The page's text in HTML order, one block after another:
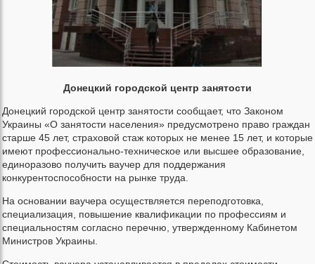
Донецкий городской центр занятости
Донецкий городской центр занятости сообщает, что Законом
Украины «О занятости населения» предусмотрено право граждан
старше 45 лет, страховой стаж которых не менее 15 лет, и которые
имеют профессионально-техническое или высшее образование,
единоразово получить ваучер для поддержания
конкурентоспособности на рынке труда.
На основании ваучера осуществляется переподготовка,
специализация, повышение квалификации по профессиям и
специальностям согласно перечню, утвержденному Кабинетом
Министров Украины.